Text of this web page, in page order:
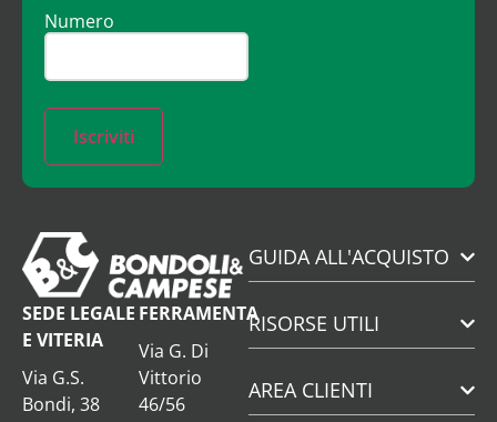
Numero
Iscriviti
SEDE LEGALE
E VITERIA
Via G.S.
Bondi, 38
FERRAMENTA
Via G. Di
Vittorio
46/56
GUIDA ALL'ACQUISTO
RISORSE UTILI
AREA CLIENTI